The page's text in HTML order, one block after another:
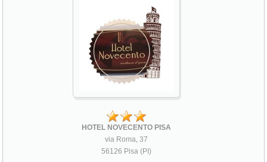
HOTEL NOVECENTO PISA
via Roma, 37
56126 Pisa (PI)